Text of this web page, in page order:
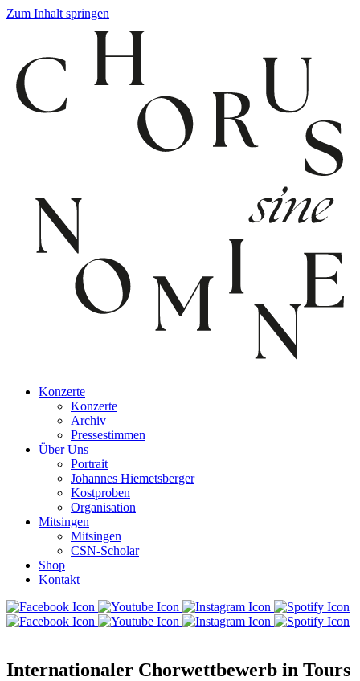
Zum Inhalt springen
Konzerte
Konzerte
Archiv
Pressestimmen
Über Uns
Portrait
Johannes Hiemetsberger
Kostproben
Organisation
Mitsingen
Mitsingen
CSN-Scholar
Shop
Kontakt
Internationaler Chorwettbewerb in Tours